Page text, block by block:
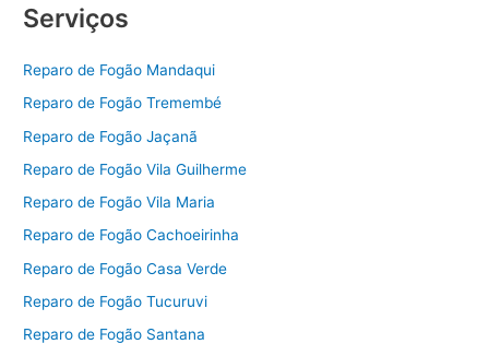
Serviços
Reparo de Fogão Mandaqui
Reparo de Fogão Tremembé
Reparo de Fogão Jaçanã
Reparo de Fogão Vila Guilherme
Reparo de Fogão Vila Maria
Reparo de Fogão Cachoeirinha
Reparo de Fogão Casa Verde
Reparo de Fogão Tucuruvi
Reparo de Fogão Santana